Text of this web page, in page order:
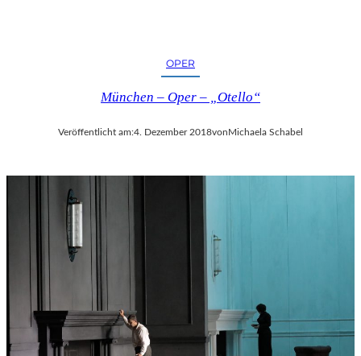
OPER
München – Oper – „Otello“
Veröffentlicht am:4. Dezember 2018vonMichaela Schabel